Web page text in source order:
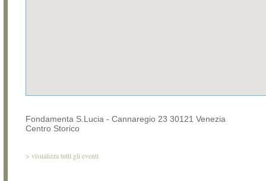
Fondamenta S.Lucia - Cannaregio 23 30121 Venezia
Centro Storico
> visualizza tutti gli eventi